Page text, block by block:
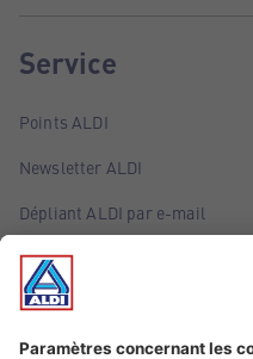
Service
Points ALDI
Newsletter ALDI
Dépliant ALDI par e-mail
Offres
Infos essentielles